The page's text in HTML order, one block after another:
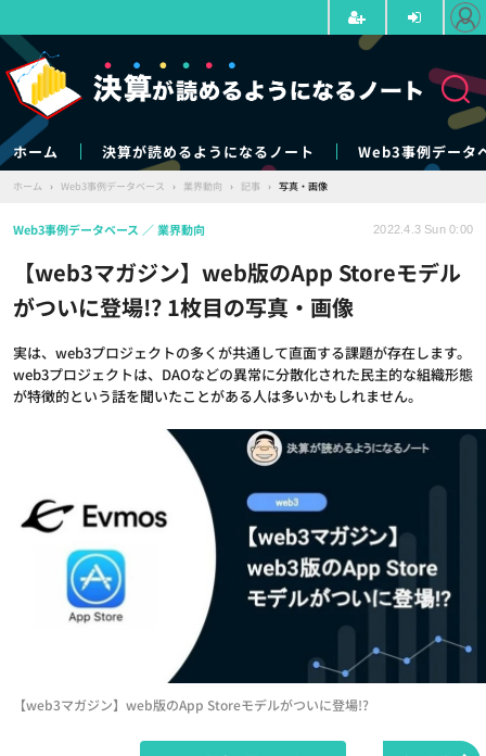
ホーム 決算が読めるようになるノート Web3事例データ
ホーム › Web3事例データベース › 業界動向 › 記事 › 写真・画像
【web3マガジン】web版のApp Storeモデル
がついに登場!? 1枚目の写真・画像
実は、web3プロジェクトの多くが共通して直面する課題が存在します。
web3プロジェクトは、DAOなどの異常に分散化された民主的な組織形態
が特徴的という話を聞いたことがある人は多いかもしれません。
Web3事例データベース 業界動向 2022.4.3 Sun 0:00
【web3マガジン】web版のApp Storeモデルがついに登場!?